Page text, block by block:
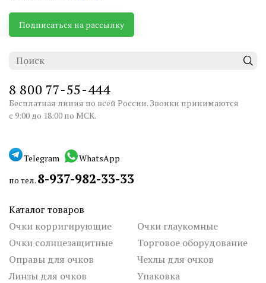
Подписаться на рассылку
8 800 77-55-444
Бесплатная линия по всей России. Звонки принимаются
с 9:00 до 18:00 по МСК.
Telegram
WhatsApp
по тел. 8-937-982-33-33
Каталог товаров
Очки корригирующие
Очки солнцезащитные
Оправы для очков
Линзы для очков
Очки глаукомные
Торговое оборудование
Чехлы для очков
Упаковка